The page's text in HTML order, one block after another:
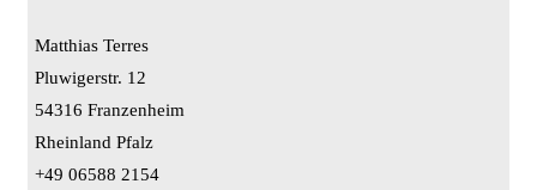
Matthias Terres
Pluwigerstr. 12
54316 Franzenheim
Rheinland Pfalz
+49 06588 2154